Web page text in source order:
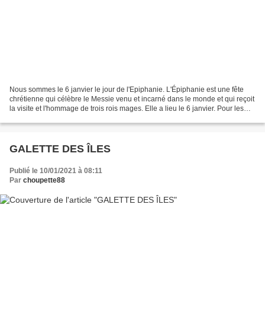
Nous sommes le 6 janvier le jour de l'Epiphanie. L'Épiphanie est une fête
chrétienne qui célèbre le Messie venu et incarné dans le monde et qui reçoit
la visite et l'hommage de trois rois mages. Elle a lieu le 6 janvier. Pour les
GALETTE DES ÎLES
Publié le 10/01/2021 à 08:11
Par choupette88